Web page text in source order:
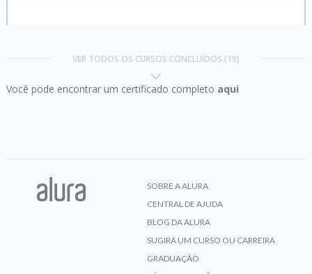
VER TODOS OS CURSOS CONCLUÍDOS (19)
Você pode encontrar um certificado completo aqui
SOBRE A ALURA
CENTRAL DE AJUDA
BLOG DA ALURA
SUGIRA UM CURSO OU CARREIRA
GRADUAÇÃO